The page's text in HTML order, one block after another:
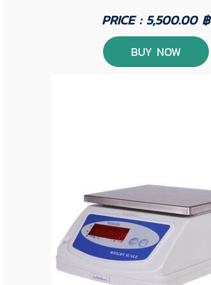
PRICE : 5,500.00 ฿
BUY NOW